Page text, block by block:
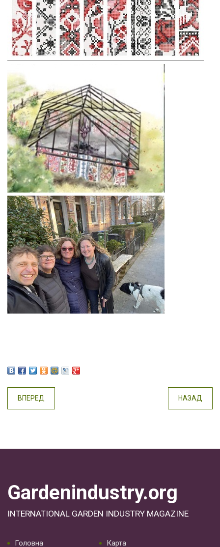
ВПЕРЕД НАЗАД
Gardenindustry.org
INTERNATIONAL GARDEN INDUSTRY MAGAZINE
Головна
Карта